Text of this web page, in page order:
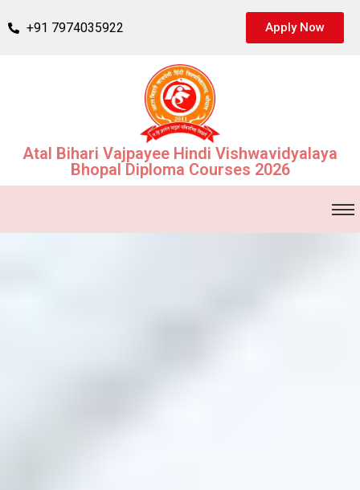
+91 7974035922 Apply Now
Atal Bihari Vajpayee Hindi Vishwavidyalaya
Bhopal Diploma Courses 2026